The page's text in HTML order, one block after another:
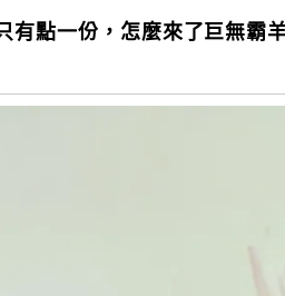
有點一份，怎麼來了巨無霸